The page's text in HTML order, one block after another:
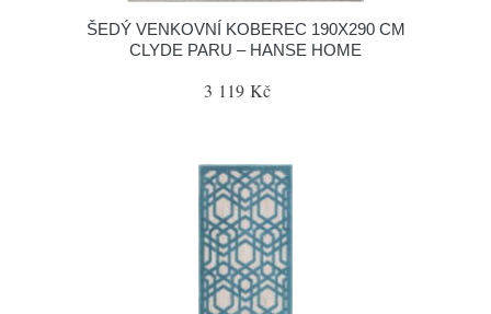
ŠEDÝ VENKOVNÍ KOBEREC 190X290 CM
CLYDE PARU – HANSE HOME
3 119 Kč